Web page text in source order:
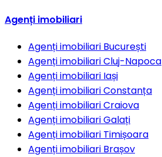
Agenți imobiliari
Agenți imobiliari București
Agenți imobiliariCluj-Napoca
Agenți imobiliari Iași
Agenți imobiliariConstanța
Agenți imobiliariCraiova
Agenți imobiliariGalați
Agenți imobiliari Timișoara
Agenți imobiliari Brașov